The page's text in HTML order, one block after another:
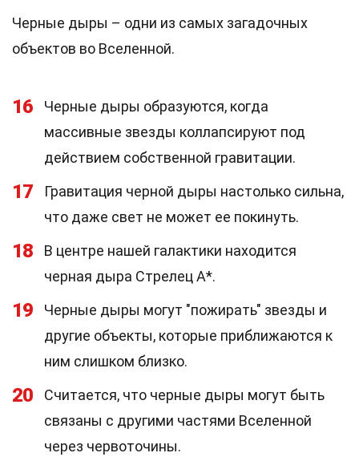
Черные дыры – одни из самых загадочных
объектов во Вселенной.
16
Черные дыры образуются, когда
массивные звезды коллапсируют под
действием собственной гравитации.
17
Гравитация черной дыры настолько сильна,
что даже свет не может ее покинуть.
18
В центре нашей галактики находится
черная дыра Стрелец A*.
19
Черные дыры могут "пожирать" звезды и
другие объекты, которые приближаются к
ним слишком близко.
20
Считается, что черные дыры могут быть
связаны с другими частями Вселенной
через червоточины.